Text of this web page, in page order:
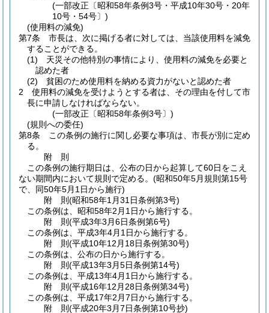
(一部改正〔昭和58年条例3号・平成10年30号・20年
10号・54号〕)
(使用料の減免)
第7条
市長は、次に掲げる者に対しては、当該使用料を減免
することができる。
(1)
天災その他特別の事情により、使用料の減免を必要と
認めた者
(2)
貧困のため使用料を納める資力がないと認めた者
2
使用料の減免を受けようとする者は、その理由を付して市
長に申請しなければならない。
(一部改正〔昭和58年条例3号〕)
(規則への委任)
第8条
この条例の施行に関し必要な事項は、市長が別に定め
る。
附 則
この条例の施行期日は、公布の日から起算して60日をこえ
ない期間内において規則で定める。 (昭和50年5月規則第15号
で、同50年5月1日から施行)
附 則(昭和58年1月31日条例第3号)
この条例は、昭和58年2月1日から施行する。
附 則(平成3年3月6日条例第6号)
この条例は、平成3年4月1日から施行する。
附 則(平成10年12月18日条例第30号)
この条例は、公布の日から施行する。
附 則(平成13年3月5日条例第14号)
この条例は、平成13年4月1日から施行する。
附 則(平成16年12月28日条例第34号)
この条例は、平成17年2月7日から施行する。
附 則(平成20年3月7日条例第10号抄)